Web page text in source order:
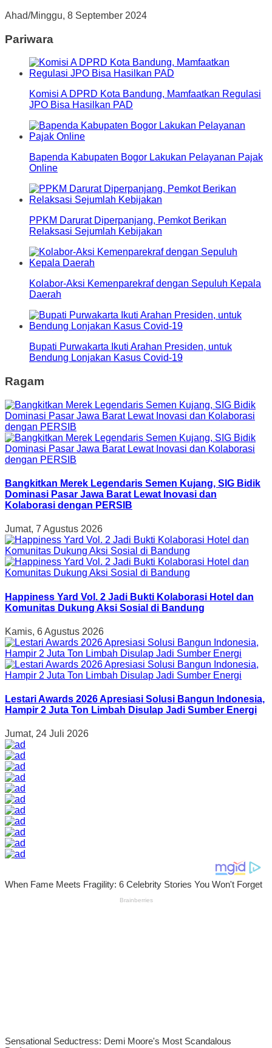
Ahad/Minggu, 8 September 2024
Pariwara
Komisi A DPRD Kota Bandung, Mamfaatkan Regulasi
JPO Bisa Hasilkan PAD
Bapenda Kabupaten Bogor Lakukan Pelayanan Pajak
Online
PPKM Darurat Diperpanjang, Pemkot Berikan
Relaksasi Sejumlah Kebijakan
Kolabor-Aksi Kemenparekraf dengan Sepuluh Kepala
Daerah
Bupati Purwakarta Ikuti Arahan Presiden, untuk
Bendung Lonjakan Kasus Covid-19
Ragam
Bangkitkan Merek Legendaris Semen Kujang, SIG Bidik
Dominasi Pasar Jawa Barat Lewat Inovasi dan
Kolaborasi dengan PERSIB
Jumat, 7 Agustus 2026
Happiness Yard Vol. 2 Jadi Bukti Kolaborasi Hotel dan
Komunitas Dukung Aksi Sosial di Bandung
Kamis, 6 Agustus 2026
Lestari Awards 2026 Apresiasi Solusi Bangun Indonesia,
Hampir 2 Juta Ton Limbah Disulap Jadi Sumber Energi
Jumat, 24 Juli 2026